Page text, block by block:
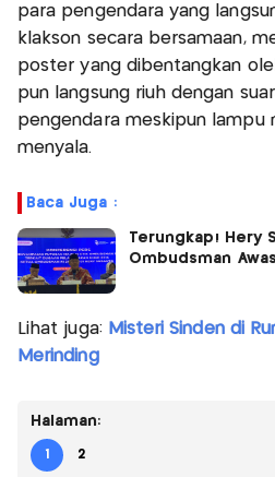
para pengendara yang
klakson secara bersamaan,
poster yang dibentangkan
pun langsung riuh dengan
pengendara meskipun lampu
menyala.
Baca Juga :
Terungkap! Hery
Ombudsman
Lihat juga: Misteri Sinden di
Merinding
Halaman:
1 2